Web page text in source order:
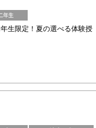
生限定！夏の選べる体験授